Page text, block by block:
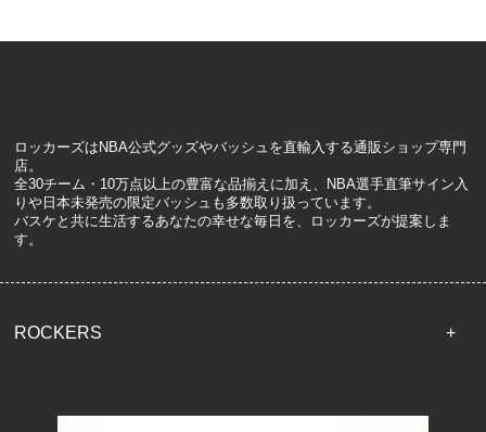
ロッカーズはNBA公式グッズやバッシュを直輸入する通販ショップ専門
店。
全30チーム・10万点以上の豊富な品揃えに加え、NBA選手直筆サイン入
りや日本未発売の限定バッシュも多数取り扱っています。
バスケと共に生活するあなたの幸せな毎日を、ロッカーズが提案しま
す。
ROCKERS
配送・送料について